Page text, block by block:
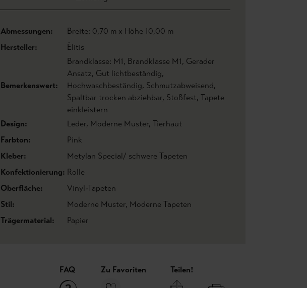
Abmessungen:
Breite: 0,70 m x Höhe 10,00 m
Hersteller:
Èlitis
Bemerkenswert:
Brandklasse: M1, Brandklasse M1, Gerader
Ansatz, Gut lichtbeständig,
Hochwaschbeständig, Schmutzabweisend,
Spaltbar trocken abziehbar, Stoßfest, Tapete
einkleistern
Design:
Leder, Moderne Muster, Tierhaut
Farbton:
Pink
Kleber:
Metylan Special/ schwere Tapeten
Konfektionierung: Rolle
Oberfläche:
Vinyl-Tapeten
Stil:
Moderne Muster, Moderne Tapeten
Trägermaterial:
Papier
FAQ Zu Favoriten Teilen!